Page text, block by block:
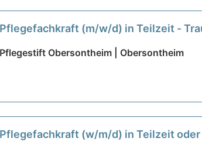
Pflegefachkraft (m/w/d) in Teilzeit -
Pflegestift Obersontheim | Obersontheim
Pflegefachkraft (w/m/d) in Teilzeit